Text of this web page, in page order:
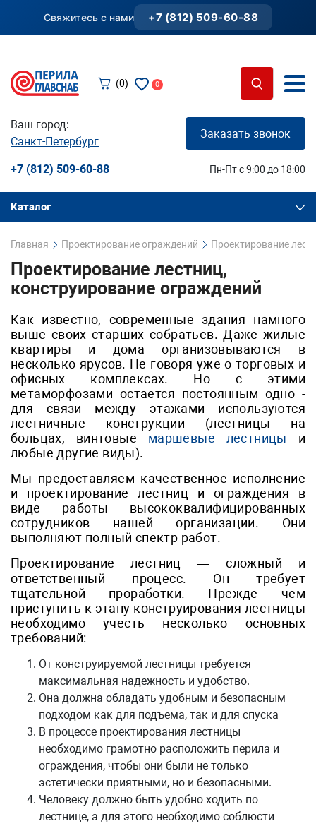
Свяжитесь с нами +7 (812) 509-60-88
(0) 0
Ваш город:
Санкт-Петербург
Заказать звонок
+7 (812) 509-60-88 Пн-Пт с 9:00 до 18:00
Каталог
Главная Проектирование ограждений Проектирование
Проектирование лестниц,
конструирование ограждений
Как известно, современные здания намного
выше своих старших собратьев. Даже жилые
квартиры и дома организовываются в
несколько ярусов. Не говоря уже о торговых и
офисных комплексах. Но с этими
метаморфозами остается постоянным одно -
для связи между этажами используются
лестничные конструкции (лестницы на
больцах, винтовые маршевые лестницы и
любые другие виды).
Мы предоставляем качественное исполнение
и проектирование лестниц и ограждения в
виде работы высококвалифицированных
сотрудников нашей организации. Они
выполняют полный спектр работ.
Проектирование лестниц — сложный и
ответственный процесс. Он требует
тщательной проработки. Прежде чем
приступить к этапу конструирования лестницы
необходимо учесть несколько основных
требований:
От конструируемой лестницы требуется
максимальная надежность и удобство.
Она должна обладать удобным и безопасным
подходом как для подъема, так и для спуска
В процессе проектирования лестницы
необходимо грамотно расположить перила и
ограждения, чтобы они были не только
эстетически приятными, но и безопасными.
Человеку должно быть удобно ходить по
лестнице, а для этого необходимо соблюсти